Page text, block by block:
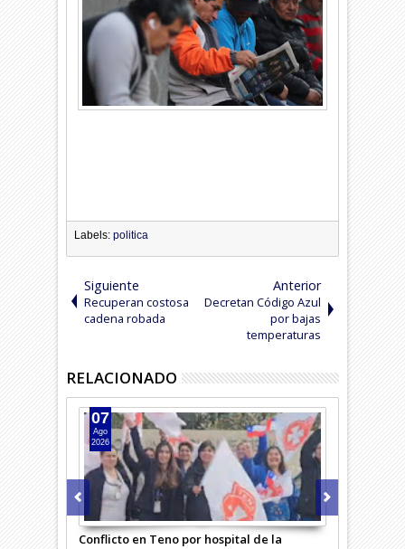
Labels:politica
Siguiente
Recuperan costosa
cadena robada
Anterior
Decretan Código Azul
por bajas
temperaturas
RELACIONADO
Conflicto en Teno por hospital de la
07
Ago
2026